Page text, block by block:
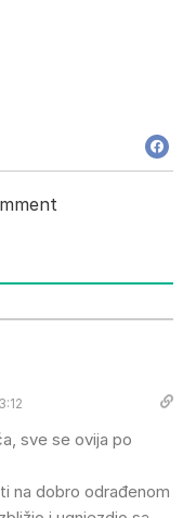
sve se ovija po
na dobro odrađenom